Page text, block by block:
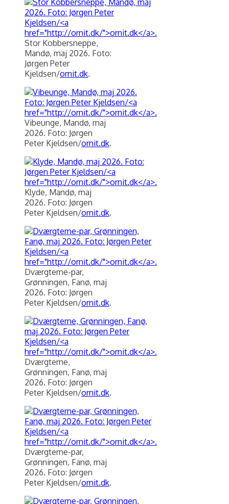
Stor Kobbersneppe,
Mandø, maj 2026. Foto:
Jørgen Peter
Kjeldsen/ornit.dk.
Vibeunge, Mandø, maj
2026. Foto: Jørgen
Peter Kjeldsen/ornit.dk.
Klyde, Mandø, maj
2026. Foto: Jørgen
Peter Kjeldsen/ornit.dk.
Dværgterne-par,
Grønningen, Fanø, maj
2026. Foto: Jørgen
Peter Kjeldsen/ornit.dk.
Dværgterne,
Grønningen, Fanø, maj
2026. Foto: Jørgen
Peter Kjeldsen/ornit.dk.
Dværgterne-par,
Grønningen, Fanø, maj
2026. Foto: Jørgen
Peter Kjeldsen/ornit.dk.